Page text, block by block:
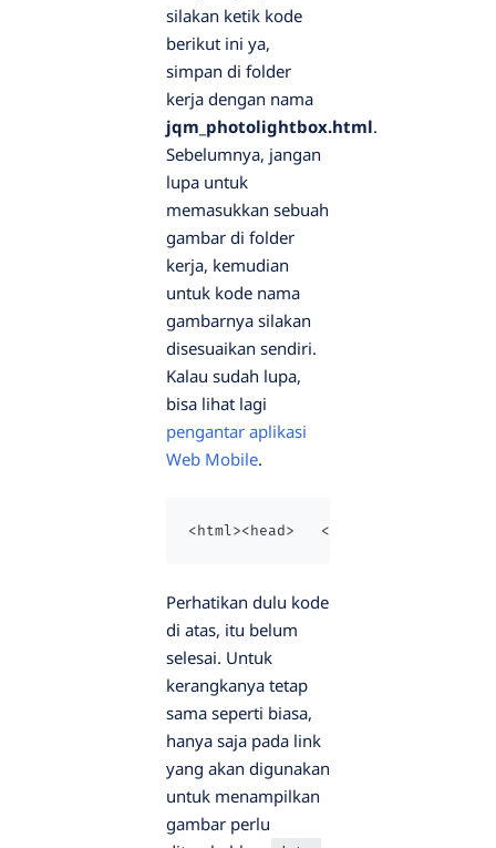
silakan ketik kode
berikut ini ya,
simpan di folder
kerja dengan nama
jqm_photolightbox.html.
Sebelumnya, jangan
lupa untuk
memasukkan sebuah
gambar di folder
kerja, kemudian
untuk kode nama
gambarnya silakan
disesuaikan sendiri.
Kalau sudah lupa,
bisa lihat lagi
pengantar aplikasi
Web Mobile.
<html><head>   <title>Membuat
Perhatikan dulu kode
di atas, itu belum
selesai. Untuk
kerangkanya tetap
sama seperti biasa,
hanya saja pada link
yang akan digunakan
untuk menampilkan
gambar perlu